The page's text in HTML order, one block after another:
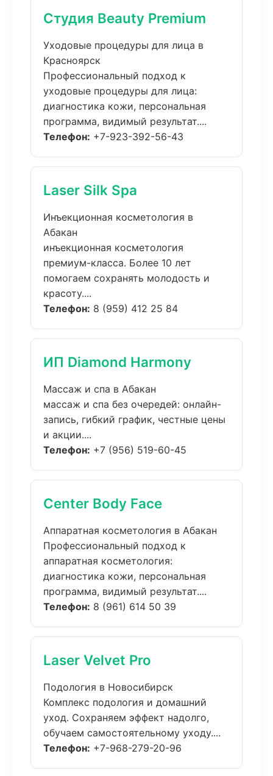
Студия Beauty Premium
Уходовые процедуры для лица в
Красноярск
Профессиональный подход к
уходовые процедуры для лица:
диагностика кожи, персональная
программа, видимый результат....
Телефон: +7-923-392-56-43
Laser Silk Spa
Инъекционная косметология в
Абакан
инъекционная косметология
премиум-класса. Более 10 лет
помогаем сохранять молодость и
красоту....
Телефон: 8 (959) 412 25 84
ИП Diamond Harmony
Массаж и спа в Абакан
массаж и спа без очередей: онлайн-
запись, гибкий график, честные цены
и акции....
Телефон: +7 (956) 519-60-45
Center Body Face
Аппаратная косметология в Абакан
Профессиональный подход к
аппаратная косметология:
диагностика кожи, персональная
программа, видимый результат....
Телефон: 8 (961) 614 50 39
Laser Velvet Pro
Подология в Новосибирск
Комплекс подология и домашний
уход. Сохраняем эффект надолго,
обучаем самостоятельному уходу....
Телефон: +7-968-279-20-96